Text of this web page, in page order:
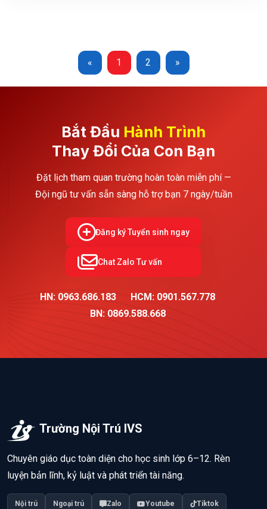
« 1 2 »
Bắt Đầu Hành Trình
Thay Đổi Của Con Bạn
Đặt lịch tham quan trường hoàn toàn miễn phí —
Đội ngũ tư vấn sẵn sàng hỗ trợ bạn 7 ngày/tuần
Đăng ký Tuyển sinh ngay
Chat Zalo Tư vấn
HN: 0963.686.183
HCM: 0901.567.778
BN: 0869.588.668
Trường Nội Trú IVS
Chuyên giáo dục toàn diện cho học sinh lớp 6–12. Rèn
luyện bản lĩnh, kỷ luật và phát triển tài năng.
Nội trú Ngoại trú Zalo Youtube Tiktok